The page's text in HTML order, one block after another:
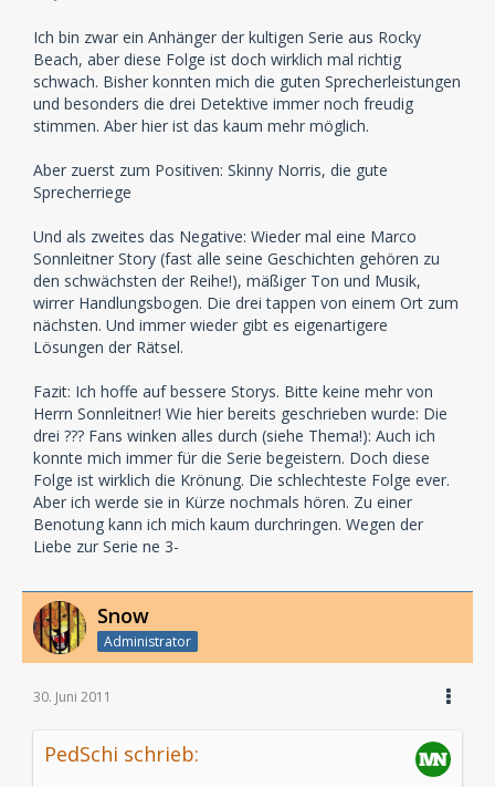
Ich bin zwar ein Anhänger der kultigen Serie aus Rocky
Beach, aber diese Folge ist doch wirklich mal richtig
schwach. Bisher konnten mich die guten Sprecherleistungen
und besonders die drei Detektive immer noch freudig
stimmen. Aber hier ist das kaum mehr möglich.
Aber zuerst zum Positiven: Skinny Norris, die gute
Sprecherriege
Und als zweites das Negative: Wieder mal eine Marco
Sonnleitner Story (fast alle seine Geschichten gehören zu
den schwächsten der Reihe!), mäßiger Ton und Musik,
wirrer Handlungsbogen. Die drei tappen von einem Ort zum
nächsten. Und immer wieder gibt es eigenartigere
Lösungen der Rätsel.
Fazit: Ich hoffe auf bessere Storys. Bitte keine mehr von
Herrn Sonnleitner! Wie hier bereits geschrieben wurde: Die
drei ??? Fans winken alles durch (siehe Thema!): Auch ich
konnte mich immer für die Serie begeistern. Doch diese
Folge ist wirklich die Krönung. Die schlechteste Folge ever.
Aber ich werde sie in Kürze nochmals hören. Zu einer
Benotung kann ich mich kaum durchringen. Wegen der
Liebe zur Serie ne 3-
Snow
Administrator
30. Juni 2011
PedSchi schrieb: